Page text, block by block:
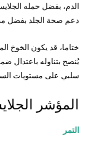
الدم، بفضل حمله
دعم صحة الجلد بفضل
ختاما، قد يكون الخوخ
يُنصح بتناوله باعتدال
سلبي على مستويات
المؤشر
التمر